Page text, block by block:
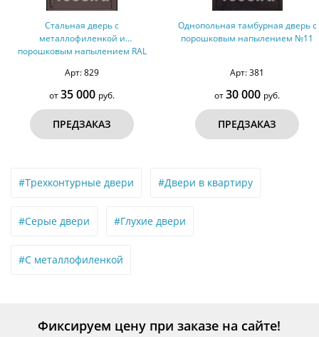
Стальная дверь с
металлофиленкой и
порошковым напылением RAL
Арт: 829
от35 000 руб.
ПРЕДЗАКАЗ
Однопольная тамбурная дверь с
порошковым напылением №11
Арт: 381
от30 000 руб.
ПРЕДЗАКАЗ
#Трехконтурные двери #Двери в квартиру
#Серые двери #Глухие двери
#С металлофиленкой
Фиксируем цену при заказе на сайте!